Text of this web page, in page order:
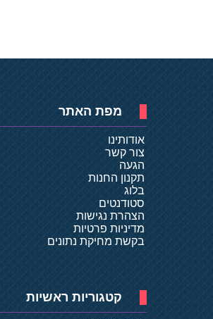
מפת האתר
אודותינו
צור קשר
הגעה
תקנון החנות
בלוג
סטודנטים
הצהרת נגישות
מדיניות פרטיות
בקשת מחיקת נתונים
קטגוריות ראשיות